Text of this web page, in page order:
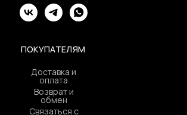
ПОКУПАТЕЛЯМ
Доставка и
оплата
Возврат и
обмен
Связаться с